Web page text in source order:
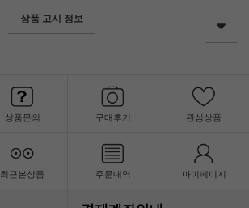
상품 고시 정보
상품문의 구매후기 관심상품
최근본상품 주문내역 마이페이지